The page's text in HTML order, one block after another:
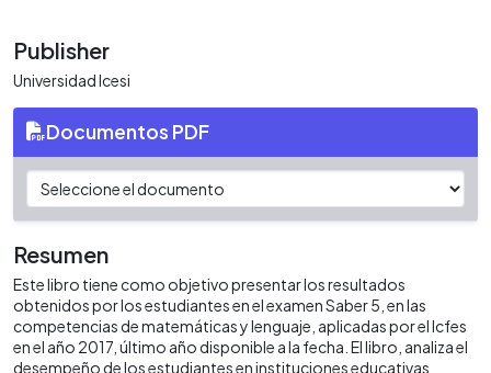
Publisher
Universidad Icesi
Documentos PDF
Resumen
Este libro tiene como objetivo presentar los resultados
obtenidos por los estudiantes en el examen Saber 5, en las
competencias de matemáticas y lenguaje, aplicadas por el Icfes
en el año 2017, último año disponible a la fecha. El libro, analiza el
desempeño de los estudiantes en instituciones educativas